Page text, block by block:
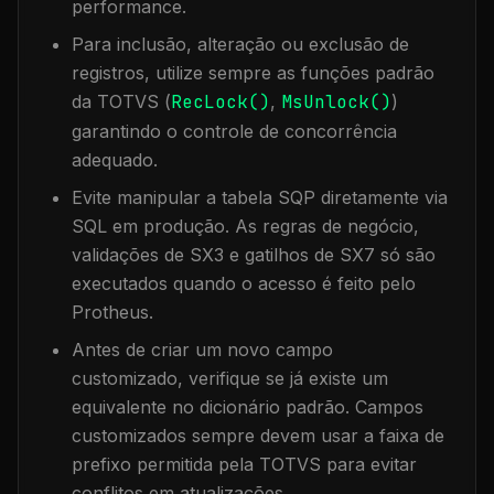
performance.
Para inclusão, alteração ou exclusão de
registros, utilize sempre as funções padrão
da TOTVS (RecLock(), MsUnlock())
garantindo o controle de concorrência
adequado.
Evite manipular a tabela SQP diretamente via
SQL em produção. As regras de negócio,
validações de SX3 e gatilhos de SX7 só são
executados quando o acesso é feito pelo
Protheus.
Antes de criar um novo campo
customizado, verifique se já existe um
equivalente no dicionário padrão. Campos
customizados sempre devem usar a faixa de
prefixo permitida pela TOTVS para evitar